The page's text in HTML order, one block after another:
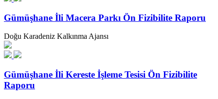
Gümüşhane İli Macera Parkı Ön Fizibilite Raporu
Doğu Karadeniz Kalkınma Ajansı
Gümüşhane İli Kereste İşleme Tesisi Ön Fizibilite
Raporu